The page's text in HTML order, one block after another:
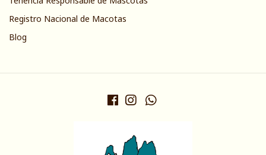
Registro Nacional de Macotas
Blog